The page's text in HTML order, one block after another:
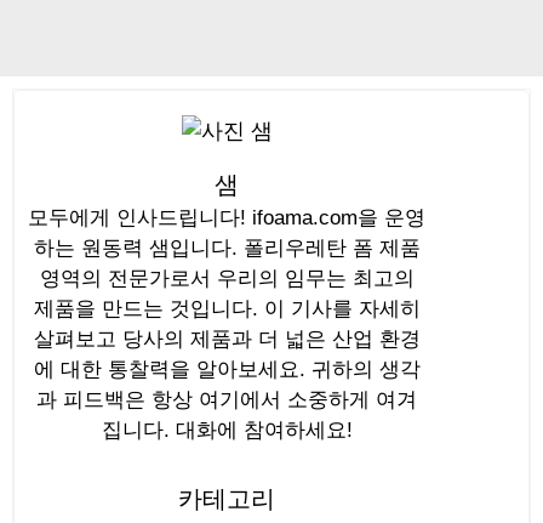
샘
모두에게 인사드립니다! ifoama.com을 운영
하는 원동력 샘입니다. 폴리우레탄 폼 제품
영역의 전문가로서 우리의 임무는 최고의
제품을 만드는 것입니다. 이 기사를 자세히
살펴보고 당사의 제품과 더 넓은 산업 환경
에 대한 통찰력을 알아보세요. 귀하의 생각
과 피드백은 항상 여기에서 소중하게 여겨
집니다. 대화에 참여하세요!
카테고리